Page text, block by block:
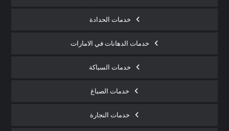
خدمات الحدادة
خدمات الدهانات في الامارات
خدمات السباكة
خدمات الصباغ
خدمات النجارة